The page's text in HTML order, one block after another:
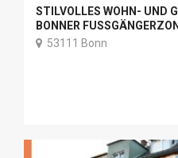
STILVOLLES WOHN- UND
BONNER FUSSGÄNGERZONE
53111 Bonn